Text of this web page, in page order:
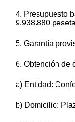
4. Presupuesto
9.938.880
5. Garantía
6. Obtención de
a) Entidad:
b) Domicilio: